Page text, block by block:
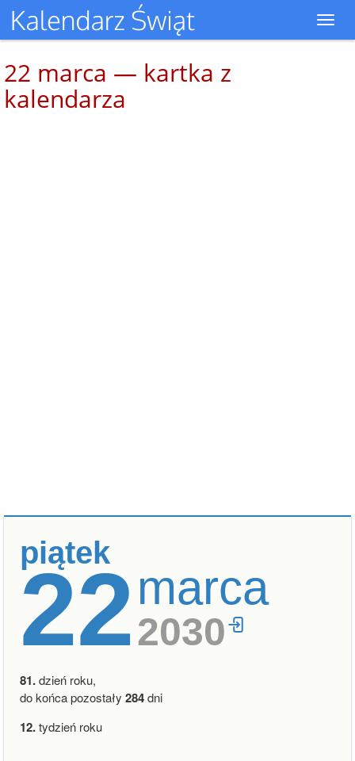
22 marca — kartka z
kalendarza
piątek
22marca
2030
81.dzień roku,
do końca pozostały 284dni
12.tydzień roku